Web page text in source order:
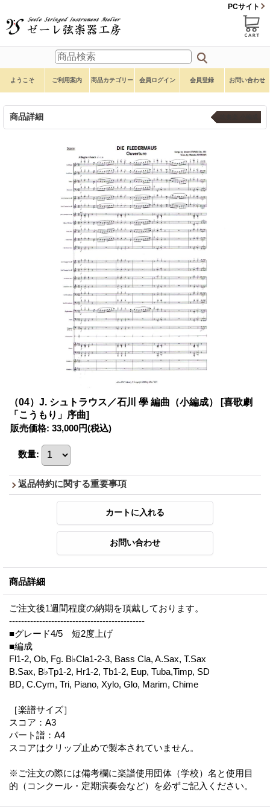
PCサイト
ようこそ ご利用案内 商品カテゴリー 会員ログイン 会員登録 お問い合わせ
商品詳細
（04）J. シュトラウス／石川 學 編曲（小編成）
[喜歌劇
「こうもり」序曲]
販売価格: 33,000円(税込)
数量:
返品特約に関する重要事項
商品詳細
ご注文後1週間程度の納期を頂戴しております。
---------------------------------------------
■グレード4/5 短2度上げ
■編成
Fl1-2, Ob, Fg. B♭Cla1-2-3, Bass Cla, A.Sax, T.Sax
B.Sax, B♭Tp1-2, Hr1-2, Tb1-2, Eup, Tuba,Timp, SD
BD, C.Cym, Tri, Piano, Xylo, Glo, Marim, Chime
［楽譜サイズ］
スコア：A3
パート譜：A4
スコアはクリップ止めで製本されていません。
※ご注文の際には備考欄に楽譜使用団体（学校）名と使用目
的（コンクール・定期演奏会など）を必ずご記入ください。